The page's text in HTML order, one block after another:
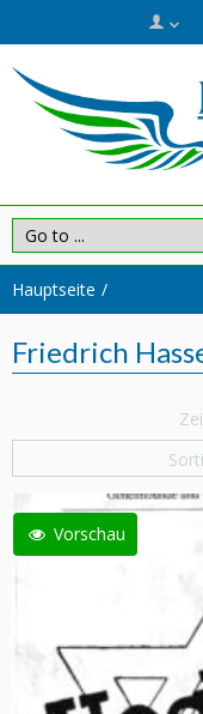
Hauptseite
Friedrich
Vorschau